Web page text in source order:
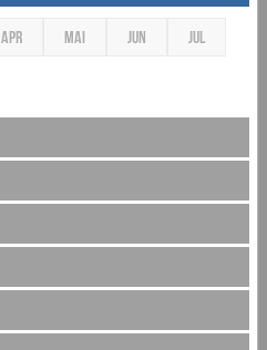
APR MAI JUN JUL